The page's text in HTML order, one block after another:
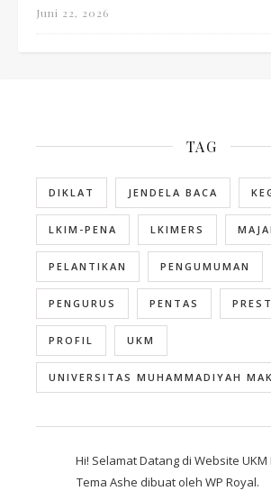
Juni 22, 2026
TAG
DIKLAT JENDELA BACA
LKIM-PENA LKIMERS
PELANTIKAN PENGUMUMAN
PENGURUS PENTAS
PROFIL UKM
UNIVERSITAS MUHAMMADIYAH
Hi! Selamat Datang di Website UKM
Tema Ashe dibuat oleh WP Royal.